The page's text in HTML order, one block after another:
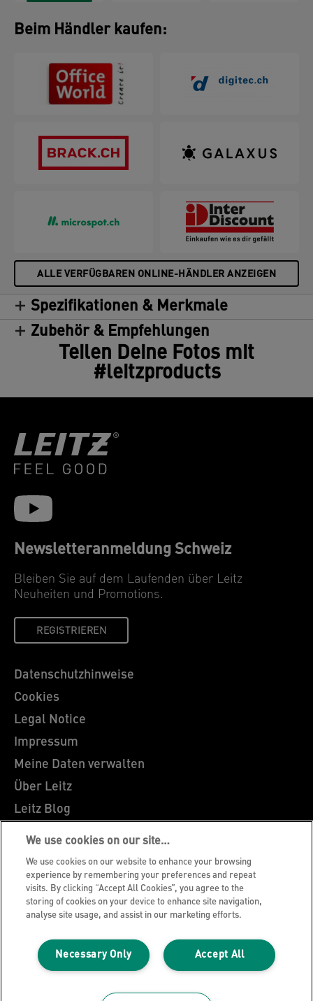
Beim Händler kaufen:
ALLE VERFÜGBAREN ONLINE-HÄNDLER ANZEIGEN
Spezifikationen & Merkmale
Zubehör & Empfehlungen
Teilen Deine Fotos mit
#leitzproducts
Newsletteranmeldung Schweiz
Bleiben Sie auf dem Laufenden über Leitz
Neuheiten und Promotions.
REGISTRIEREN
Datenschutzhinweise
Cookies
Legal Notice
Impressum
Meine Daten verwalten
Über Leitz
Leitz Blog
Karriere
Leitz EasyPrint
Kundenservice
Hinweise zum Verpackungsrecycling
Garantiebedingungen
Konformitätserklärungen
Sitemap
We use cookies on our site…
We use cookies on our website to enhance your browsing
experience by remembering your preferences and repeat
visits. By clicking “Accept All Cookies”, you agree to the
storing of cookies on your device to enhance site navigation,
analyse site usage, and assist in our marketing efforts.
Accept All
Necessary Only